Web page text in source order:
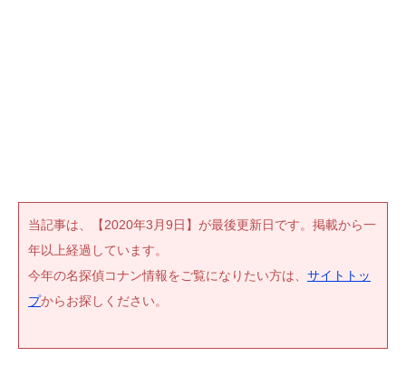
当記事は、【2020年3月9日】が最後更新日です。掲載から一
年以上経過しています。
今年の名探偵コナン情報をご覧になりたい方は、 サイトトッ
プからお探しください。